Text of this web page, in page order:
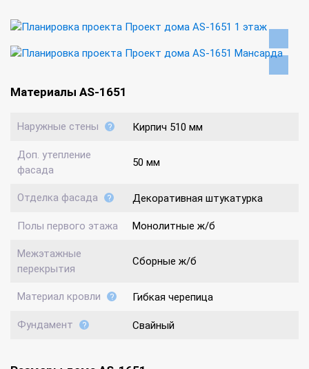
Материалы AS-1651
Наружные стены Кирпич 510 мм
Доп. утепление
фасада
50 мм
Отделка фасада Декоративная штукатурка
Полы первого этажа Монолитные ж/б
Межэтажные
перекрытия
Сборные ж/б
Материал кровли Гибкая черепица
Фундамент Свайный